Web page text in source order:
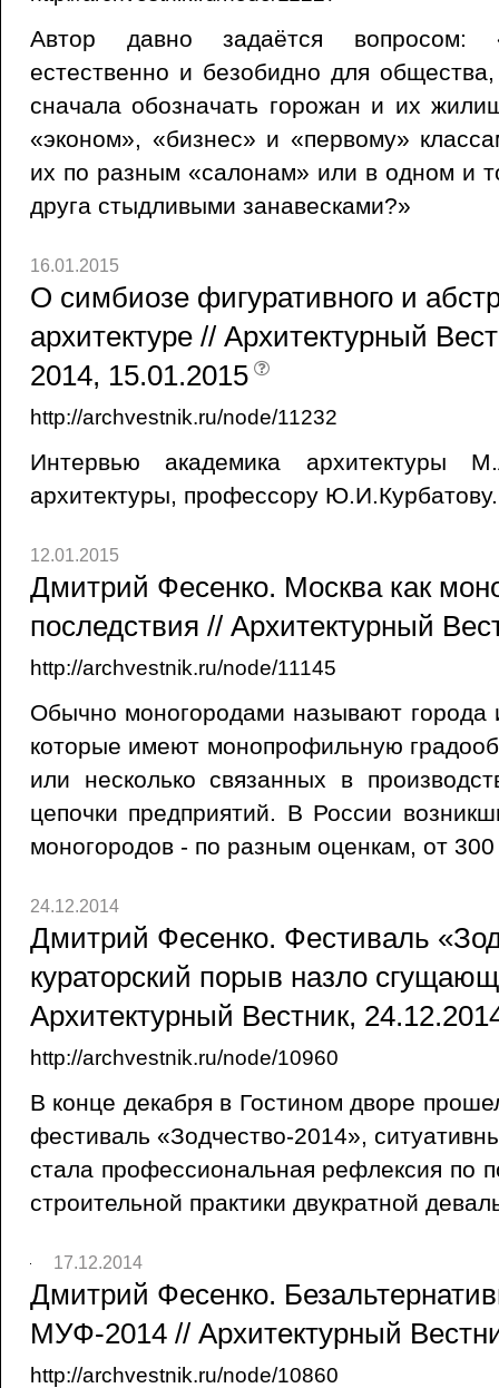
Автор давно задаётся вопросом:
естественно и безобидно для
сначала обозначать горожан и их
«эконом», «бизнес» и «первому»
их по разным «салонам» или в одном и
друга стыдливыми занавесками?»
16.01.2015
О симбиозе фигуративного и
архитектуре // Архитектурный
2014, 15.01.2015
http://archvestnik.ru/node/11232
Интервью академика архитектуры
архитектуры, профессору Ю.И.Курбатову.
12.01.2015
Дмитрий Фесенко. Москва как
последствия // Архитектурный
http://archvestnik.ru/node/11145
Обычно моногородами называют города
которые имеют монопрофильную
или несколько связанных в
цепочки предприятий. В России
моногородов - по разным оценкам, от
24.12.2014
Дмитрий Фесенко. Фестиваль
кураторский порыв назло
Архитектурный Вестник,
http://archvestnik.ru/node/10960
В конце декабря в Гостином дворе
фестиваль «Зодчество-2014»,
стала профессиональная рефлексия по
строительной практики двукратной
17.12.2014
Дмитрий Фесенко.
МУФ-2014 // Архитектурный
http://archvestnik.ru/node/10860